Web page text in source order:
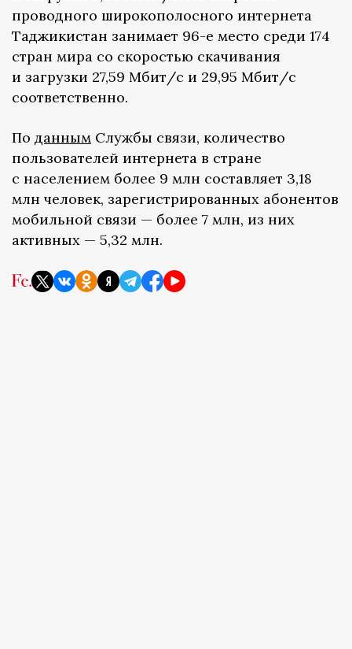
проводного широкополосного интернета
Таджикистан занимает 96-е место среди 174
стран мира со скоростью скачивания
и загрузки 27,59 Мбит/с и 29,95 Мбит/с
соответственно.
По данным Службы связи, количество
пользователей интернета в стране
с населением более 9 млн составляет 3,18
млн человек, зарегистрированных абонентов
мобильной связи — более 7 млн, из них
активных — 5,32 млн.